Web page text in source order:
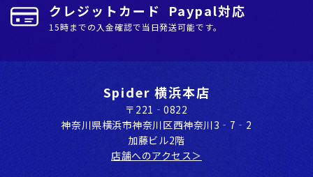
クレジットカード Paypal対応
15時までの入金確認で当日発送可能です。
Spider 横浜本店
〒221‐0822
神奈川県横浜市神奈川区⻄神奈川3‐7‐2
加藤ビル2階
店舗へのアクセス＞